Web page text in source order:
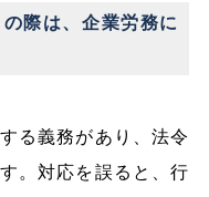
際は、企業労務に
る義務があり、法令
。対応を誤ると、行